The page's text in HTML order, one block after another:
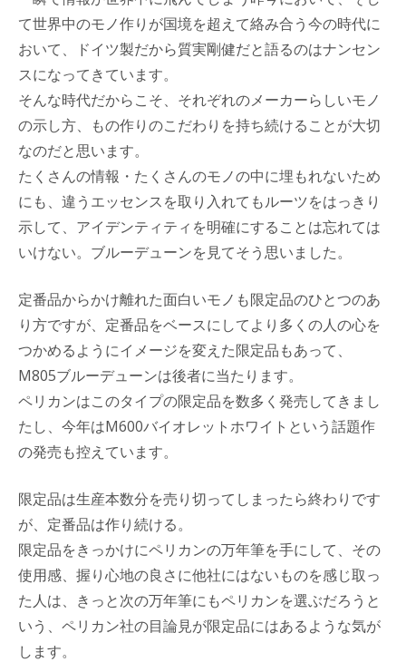
て世界中のモノ作りが国境を超えて絡み合う今の時代に
おいて、ドイツ製だから質実剛健だと語るのはナンセン
スになってきています。
そんな時代だからこそ、それぞれのメーカーらしいモノ
の示し方、もの作りのこだわりを持ち続けることが大切
なのだと思います。
たくさんの情報・たくさんのモノの中に埋もれないため
にも、違うエッセンスを取り入れてもルーツをはっきり
示して、アイデンティティを明確にすることは忘れては
いけない。ブルーデューンを見てそう思いました。
定番品からかけ離れた面白いモノも限定品のひとつのあ
り方ですが、定番品をベースにしてより多くの人の心を
つかめるようにイメージを変えた限定品もあって、
M805ブルーデューンは後者に当たります。
ペリカンはこのタイプの限定品を数多く発売してきまし
たし、今年はM600バイオレットホワイトという話題作
の発売も控えています。
限定品は生産本数分を売り切ってしまったら終わりです
が、定番品は作り続ける。
限定品をきっかけにペリカンの万年筆を手にして、その
使用感、握り心地の良さに他社にはないものを感じ取っ
た人は、きっと次の万年筆にもペリカンを選ぶだろうと
いう、ペリカン社の目論見が限定品にはあるような気が
します。